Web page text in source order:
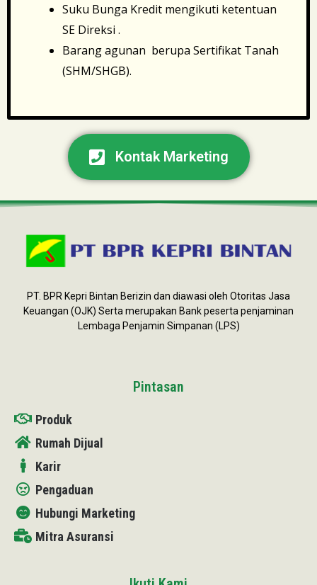
Suku Bunga Kredit mengikuti ketentuan
SE Direksi .
Barang agunan berupa Sertifikat Tanah
(SHM/SHGB).
Kontak Marketing
PT. BPR Kepri Bintan Berizin dan diawasi oleh Otoritas Jasa
Keuangan (OJK) Serta merupakan Bank peserta penjaminan
Lembaga Penjamin Simpanan (LPS)
Pintasan
Produk
Rumah Dijual
Karir
Pengaduan
Hubungi Marketing
Mitra Asuransi